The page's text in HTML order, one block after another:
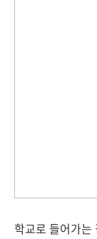
학교로 들어가는